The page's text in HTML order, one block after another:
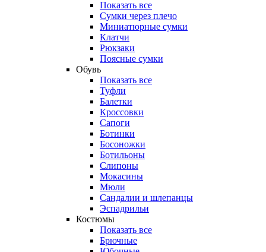
Показать все
Сумки через плечо
Миниатюрные cумки
Клатчи
Рюкзаки
Поясные сумки
Обувь
Показать все
Туфли
Балетки
Кроссовки
Сапоги
Ботинки
Босоножки
Ботильоны
Слипоны
Мокасины
Мюли
Сандалии и шлепанцы
Эспадрильи
Костюмы
Показать все
Брючные